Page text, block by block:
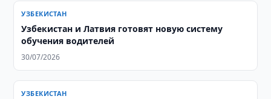
УЗБЕКИСТАН
Узбекистан и Латвия готовят новую систему
обучения водителей
30/07/2026
УЗБЕКИСТАН